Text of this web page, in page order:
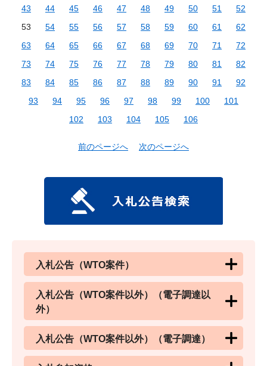
43
44 45 46 47 48 49 50 51
52
53
54 55 56 57 58 59 60 61
62
63
64 65 66 67 68 69 70 71
72
73
74 75 76 77 78 79 80 81
82
83
84 85 86 87 88 89 90 91
92
93
94 95 96 97 98 99 100
101
102
103 104 105 106
前のページへ 次のページへ
入札公告（WTO案件）
入札公告（WTO案件以外）（電子調達以
外）
入札公告（WTO案件以外）（電子調達）